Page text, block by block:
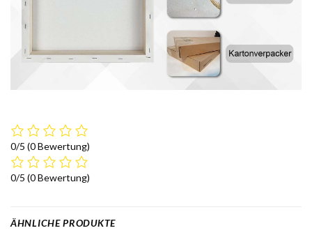
0/5 (0 Bewertung)
0/5 (0 Bewertung)
ÄHNLICHE PRODUKTE